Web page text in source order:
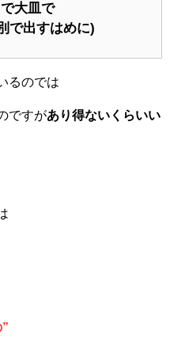
大皿で
で出すはめに)
るのでは
ですがあり得ないくらいい